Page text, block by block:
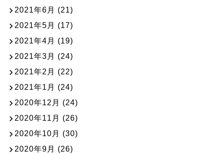
2021年6月 (21)
2021年5月 (17)
2021年4月 (19)
2021年3月 (24)
2021年2月 (22)
2021年1月 (24)
2020年12月 (24)
2020年11月 (26)
2020年10月 (30)
2020年9月 (26)